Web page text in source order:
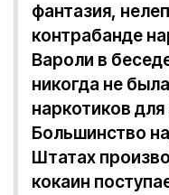
фантазия,
контрабанде
Вароли в
никогда не
наркотиков
Большинство
Штатах
кокаин